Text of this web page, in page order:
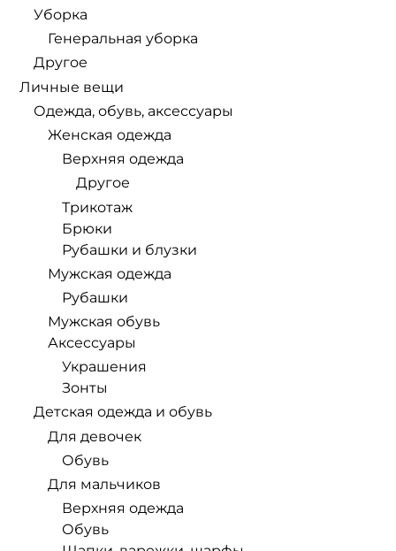
Уборка
Генеральная уборка
Другое
Личные вещи
Одежда, обувь, аксессуары
Женская одежда
Верхняя одежда
Другое
Трикотаж
Брюки
Рубашки и блузки
Мужская одежда
Рубашки
Мужская обувь
Аксессуары
Украшения
Зонты
Детская одежда и обувь
Для девочек
Обувь
Для мальчиков
Верхняя одежда
Обувь